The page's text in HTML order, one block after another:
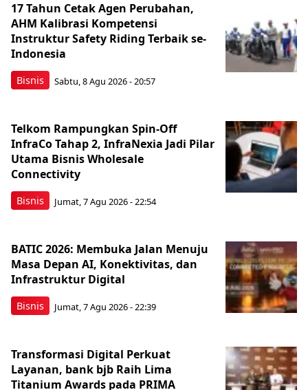
Bisnis
17 Tahun Cetak Agen Perubahan,
AHM Kalibrasi Kompetensi
Instruktur Safety Riding Terbaik se-
Indonesia
Sabtu, 8 Agu 2026 - 20:57
Bisnis
Telkom Rampungkan Spin-Off
InfraCo Tahap 2, InfraNexia Jadi Pilar
Utama Bisnis Wholesale
Connectivity
Jumat, 7 Agu 2026 - 22:54
Bisnis
BATIC 2026: Membuka Jalan Menuju
Masa Depan AI, Konektivitas, dan
Infrastruktur Digital
Jumat, 7 Agu 2026 - 22:39
Transformasi Digital Perkuat
Layanan, bank bjb Raih Lima
Titanium Awards pada PRIMA